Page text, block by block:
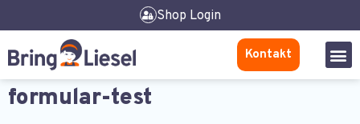
Shop Login
Kontakt
formular-test